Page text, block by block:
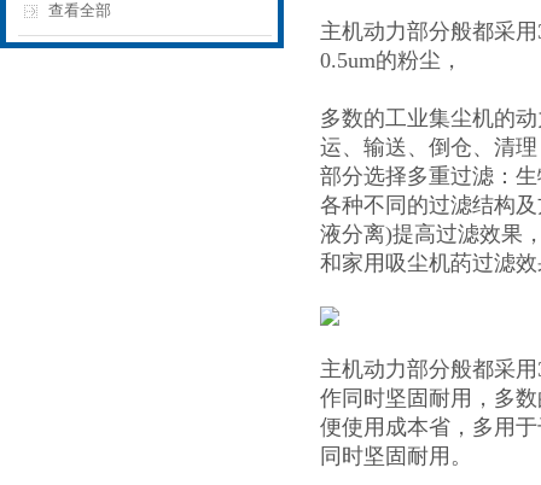
查看全部
主机动力部分般都采
0.5um的粉尘，
多数的工业集尘机的
运、输送、倒仓、清
部分选择多重过滤：
各种不同的过滤结构
液分离)提高过滤效果
和家用吸尘机菂过滤
主机动力部分般都采
作同时坚固耐用，多
便使用成本省，多用
同时坚固耐用。